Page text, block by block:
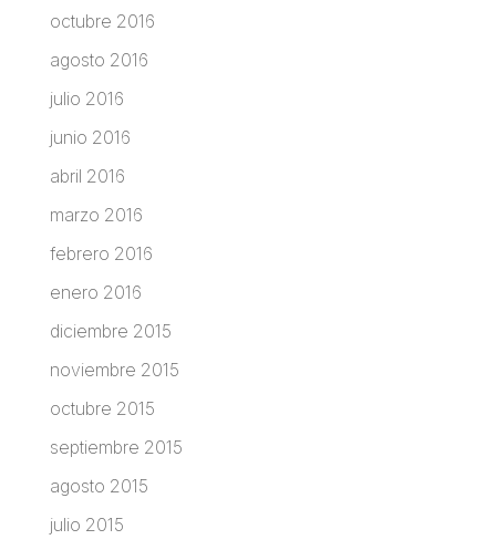
octubre 2016
agosto 2016
julio 2016
junio 2016
abril 2016
marzo 2016
febrero 2016
enero 2016
diciembre 2015
noviembre 2015
octubre 2015
septiembre 2015
agosto 2015
julio 2015